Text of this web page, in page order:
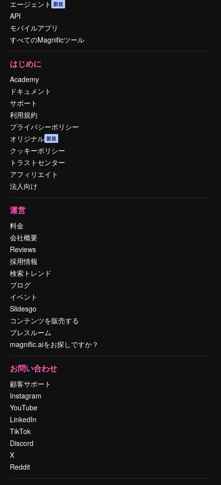
エージェント 新規
API
モバイルアプリ
すべてのMagnificツール
はじめに
Academy
ドキュメント
サポート
利用規約
プライバシーポリシー
オリジナル 新規
クッキーポリシー
トラストセンター
アフィリエイト
法人向け
運営
料金
会社概要
Reviews
採用情報
検索トレンド
ブログ
イベント
Slidesgo
コンテンツを販売する
プレスルーム
magnific.aiをお探しですか？
お問い合わせ
顧客サポート
Instagram
YouTube
LinkedIn
TikTok
Discord
X
Reddit